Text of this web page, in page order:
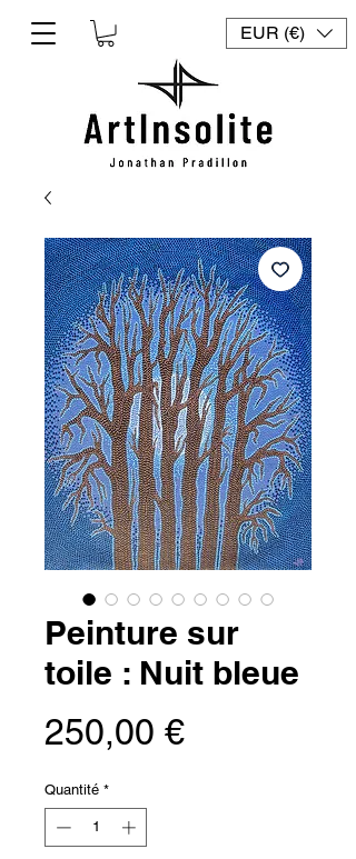
EUR (€)
Peinture sur
toile : Nuit bleue
250,00 €Prix
Quantité *